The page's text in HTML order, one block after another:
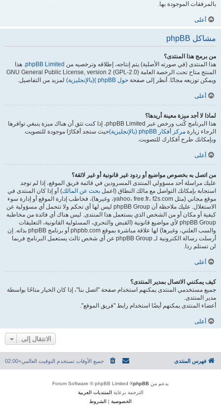
بالمرفقات الموجودة بها.
أعلى
مشاكل phpBB
من برمج هذا المنتدى؟
هذا المنتدى (في صورته الأصلية) يتم إنتاجه، إطلاقه وترخصيه من phpBB Limited. هذا
المنتج متاح تحت الرخصة العامة GNU General Public License, version 2 (GPL-2.0)
ويمكن توزيعه مجانًا. أنظر إلى صفحة حول phpBB )(بالإنجليزية) لمزيد من التفاصيل.
أعلى
لماذا لا أجد ميزة معينة أريدها؟
هذا البرنامج كُتب ورخص عبر phpBB Limited، إذا كنت تثق أن هناك ميزة ينبغي توافرها
الرجاء زيارة مركز أفكار phpBB (بالإنجليزية)
حيث ستجد أفكارًا موجودة للتصويت
وبإمكانك طرح أفكارك للتصويت.
أعلى
من اتصل به بخصوص مواضيع أو ردود غير قانونية أو غير لائقة؟
عليك مراسلة أحد مسؤولي المنتدى المسرودين في قائمة فريق الموقع، إذا لم توجد
استجابة بإمكانك التواصل مع مالك النطاق (اعمل بحث عن المالك) أو إذا كان المنتدى في
موقع مجاني (مثل yahoo، free.fr، f2s.com، وغيرها)، فخاطب إدارة الموقع أو إدارة سوء
الاستغلال. عليك ملاحظة أن phpBB Group ليس لها أي تحكم ولا تتحمل أي مسؤولية عن
كيفية أو مكان أو من الشخص الذي يستعمل هذا المنتدى. ليس هناك أي فائدة من مخاطبة
phpBB Group لأي مواضيع قانونية (القبض والتحري، المسئولية القانونية، التعليقات
والسب العلني، وغيرها) لها علاقة مباشرة بموقع phpbb.com أو برنامج phpBB بذاته. إن
أرسلت رسالة الكترونية لـ phpBB Group عن أي شخص ثالث يستعمل البرنامج فربما
لن تستلم ردا.
أعلى
كيف يمكنني الاتصال بمدير المنتدى؟
جميع مستخدمي المنتدى يمكنهم استخدام صفحة "اتصل بنا"، إذا كان الخيار متاحًا بواسطة
مدير المنتدى.
أعضاء المنتدى يمكنهم أيضًا استخدام رابط "فريق الموقع".
أعلى
الانتقال إلى
فهرس المنتدى جميع الأوقات تستخدم التوقيت العالمي+02:00
بدعم من phpBB
® Forum Software © phpBB Limited
الترجمة برعاية المنتديات العربية
الخصوصية | الشروط